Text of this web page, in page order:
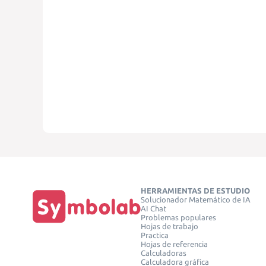
HERRAMIENTAS DE ESTUDIO
Solucionador Matemático de IA
AI Chat
Problemas populares
Hojas de trabajo
Practica
Hojas de referencia
Calculadoras
Calculadora gráfica